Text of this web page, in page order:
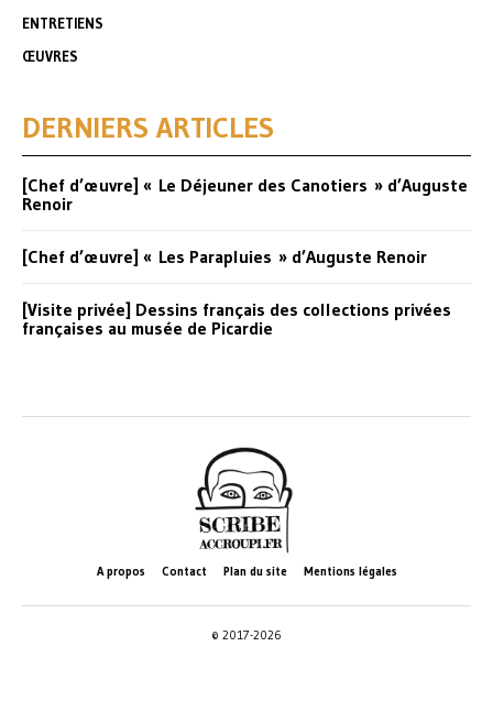
ENTRETIENS
ŒUVRES
DERNIERS ARTICLES
[Chef d’œuvre] « Le Déjeuner des Canotiers » d’Auguste
Renoir
[Chef d’œuvre] « Les Parapluies » d’Auguste Renoir
[Visite privée] Dessins français des collections privées
françaises au musée de Picardie
A propos Contact Plan du site Mentions légales
© 2017-2026